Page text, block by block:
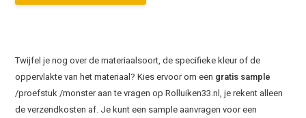
Twijfel je nog over de materiaalsoort, de specifieke kleur of de
oppervlakte van het materiaal? Kies ervoor om een gratis sample
/proefstuk /monster aan te vragen op Rolluiken33.nl, je rekent alleen
de verzendkosten af. Je kunt een sample aanvragen voor een